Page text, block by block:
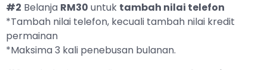
#2 Belanja RM30 untuk tambah nilai telefon
*Tambah nilai telefon, kecuali tambah nilai kredit
permainan
*Maksima 3 kali penebusan bulanan.